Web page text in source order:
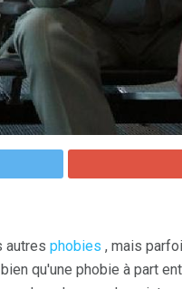
autres phobies , mais
qu'une phobie à part